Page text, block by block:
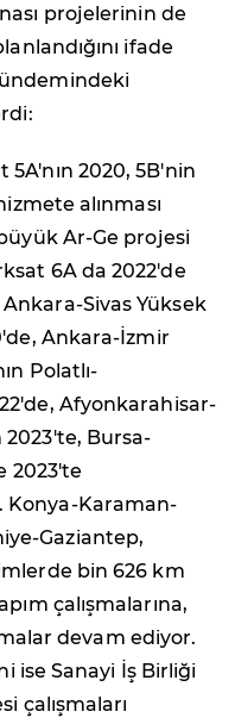
projelerinin de
ifade
2020, 5B'nin
alınması
Ar-Ge projesi
6A da 2022'de
Sivas Yüksek
Ankara-İzmir
Polatlı-
Afyonkarahisar-
Bursa-
2023'te
Konya-Karaman-
Gaziantep,
bin 626 km
çalışmalarına,
devam ediyor.
ise Sanayi İş Birliği
çalışmaları